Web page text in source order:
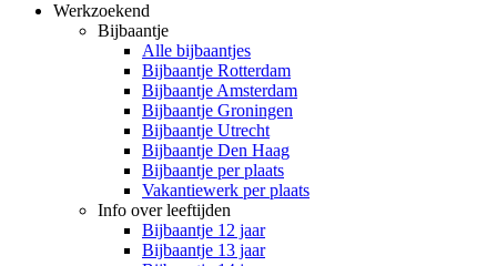
Werkzoekend
Bijbaantje
Alle bijbaantjes
Bijbaantje Rotterdam
Bijbaantje Amsterdam
Bijbaantje Groningen
Bijbaantje Utrecht
Bijbaantje Den Haag
Bijbaantje per plaats
Vakantiewerk per plaats
Info over leeftijden
Bijbaantje 12 jaar
Bijbaantje 13 jaar